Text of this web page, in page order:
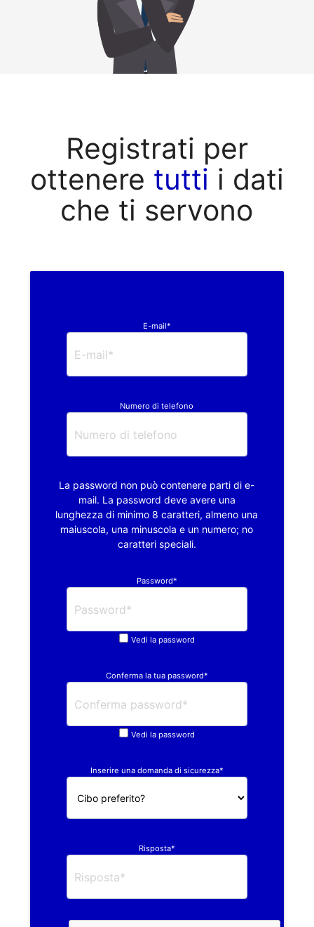
Registrati per
ottenere tutti i dati
che ti servono
E-mail*
Numero di telefono
La password non può contenere parti di e-
mail. La password deve avere una
lunghezza di minimo 8 caratteri, almeno una
maiuscola, una minuscola e un numero; no
caratteri speciali.
Password*
Vedi la password
Conferma la tua password*
Vedi la password
Inserire una domanda di sicurezza*
Risposta*